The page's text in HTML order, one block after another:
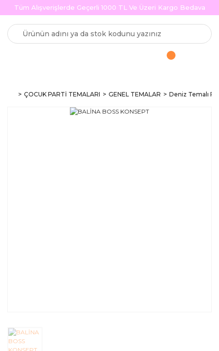
Tüm Alışverişlerde Geçerli 1000 TL Ve Üzeri Kargo Bedava
ÇOCUK PARTİ TEMALARI GENEL TEMALAR Deniz Temalı